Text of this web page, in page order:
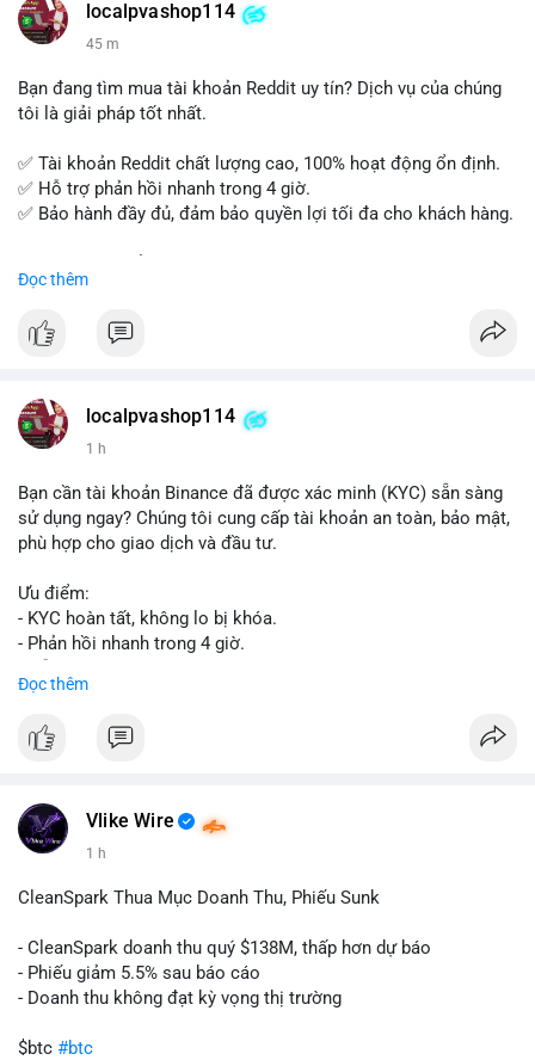
Đăng ký ngay hôm nay để nâng cao năng lực và mở rộng cơ
localpvashop114
45 m
Bạn đang tìm mua tài khoản Reddit uy tín? Dịch vụ của chúng
tôi là giải pháp tốt nhất.
✅ Tài khoản Reddit chất lượng cao, 100% hoạt động ổn định.
✅ Hỗ trợ phản hồi nhanh trong 4 giờ.
✅ Bảo hành đầy đủ, đảm bảo quyền lợi tối đa cho khách hàng.
📞 WhatsApp: +1 660 215-8938
📧 Email: localpvashop@gmail.com
của bạn!
Đọc thêm
localpvashop114
1 h
Bạn cần tài khoản Binance đã được xác minh (KYC) sẵn sàng
sử dụng ngay? Chúng tôi cung cấp tài khoản an toàn, bảo mật,
phù hợp cho giao dịch và đầu tư.
Ưu điểm:
- KYC hoàn tất, không lo bị khóa.
- Phản hồi nhanh trong 4 giờ.
📞 WhatsApp: +1 660 215-8938
Đọc thêm
Vlike Wire
1 h
CleanSpark Thua Mục Doanh Thu, Phiếu Sunk
- CleanSpark doanh thu quý $138M, thấp hơn dự báo
- Phiếu giảm 5.5% sau báo cáo
- Doanh thu không đạt kỳ vọng thị trường
$btc #btc